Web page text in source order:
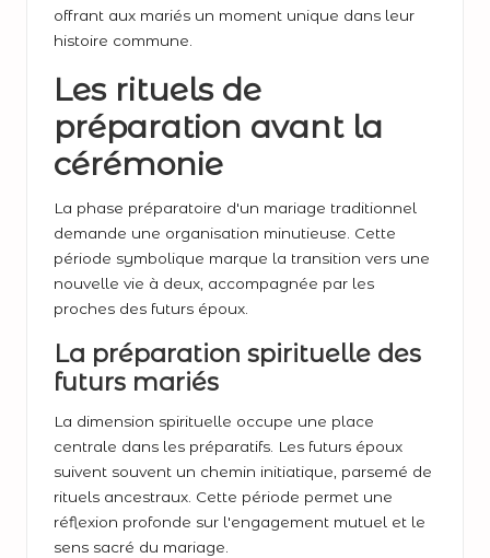
offrant aux mariés un moment unique dans leur
histoire commune.
Les rituels de
préparation avant la
cérémonie
La phase préparatoire d'un mariage traditionnel
demande une organisation minutieuse. Cette
période symbolique marque la transition vers une
nouvelle vie à deux, accompagnée par les
proches des futurs époux.
La préparation spirituelle des
futurs mariés
La dimension spirituelle occupe une place
centrale dans les préparatifs. Les futurs époux
suivent souvent un chemin initiatique, parsemé de
rituels ancestraux. Cette période permet une
réflexion profonde sur l'engagement mutuel et le
sens sacré du mariage.